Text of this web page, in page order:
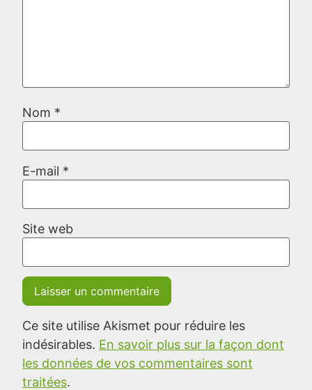
Nom *
E-mail *
Site web
Ce site utilise Akismet pour réduire les
indésirables. En savoir plus sur la façon dont
les données de vos commentaires sont
traitées.